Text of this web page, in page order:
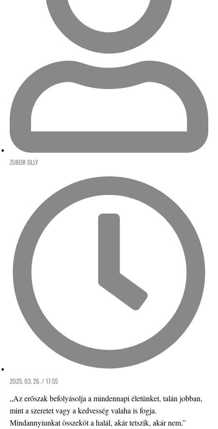
ZUBOR OLLY
2025. 03. 26. / 17:55
„Az erőszak befolyásolja a mindennapi életünket, talán jobban,
mint a szeretet vagy a kedvesség valaha is fogja.
Mindannyiunkat összeköt a halál, akár tetszik, akár nem.”